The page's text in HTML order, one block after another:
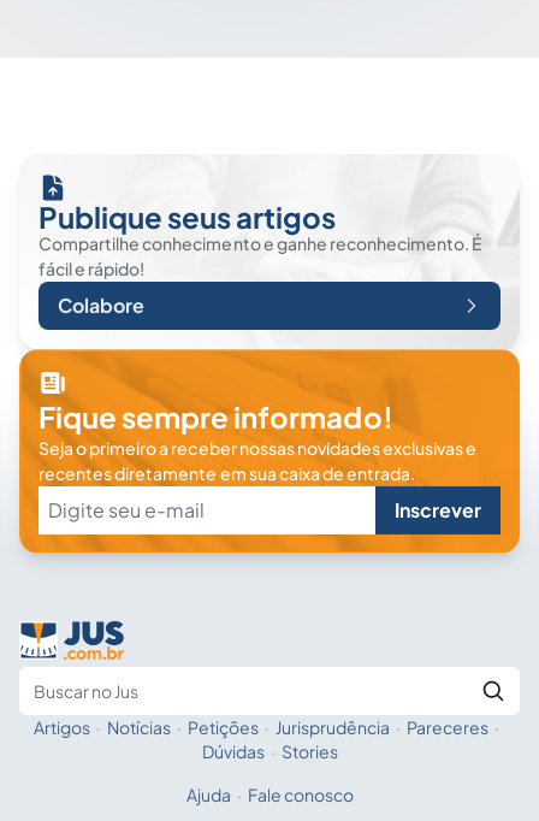
Publique seus artigos
Compartilhe conhecimento e ganhe reconhecimento. É
fácil e rápido!
Colabore
Fique sempre informado!
Seja o primeiro a receber nossas novidades exclusivas e
recentes diretamente em sua caixa de entrada.
Inscrever
Fale com a IA
Artigos · Notícias · Petições · Jurisprudência · Pareceres ·
Dúvidas · Stories
Ajuda · Fale conosco